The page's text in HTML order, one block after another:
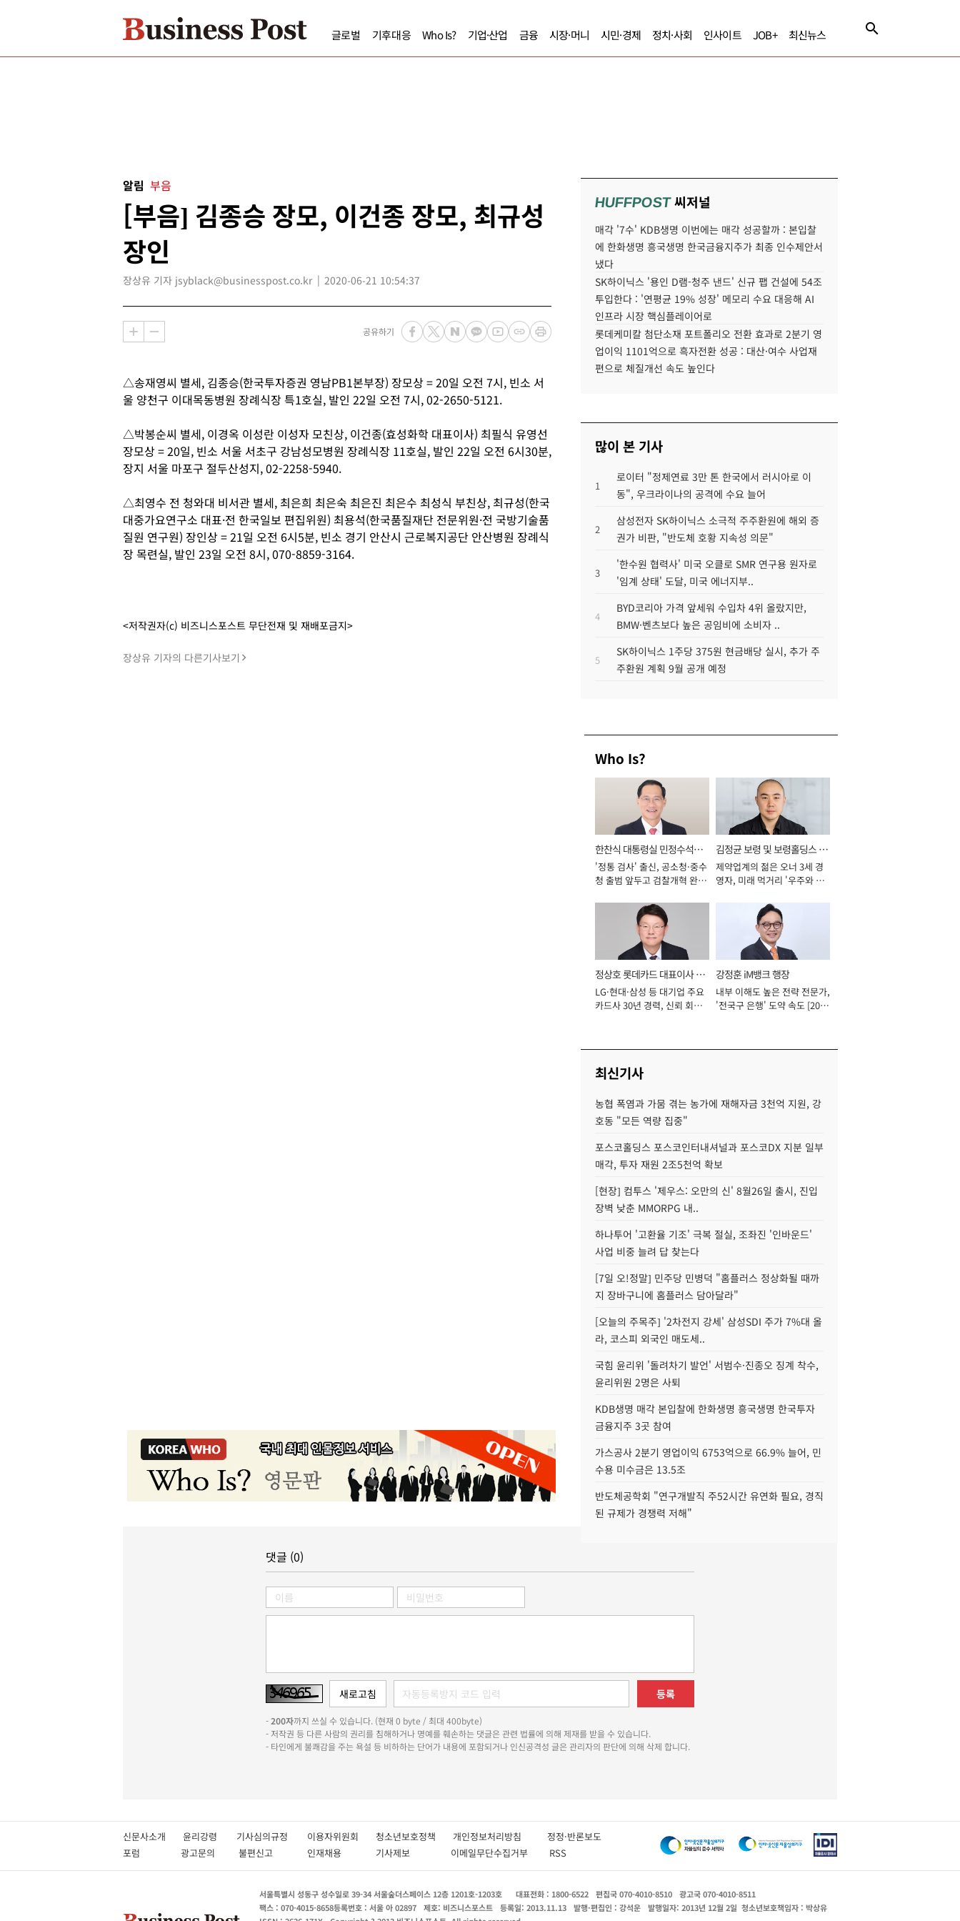
글로벌 기후대응 Who Is? 기업·산업 금융 시장·머니 시민·경제 정치·사회 인사이트 JOB+ 최신뉴스
알림 부음
[부음] 김종승 장모, 이건종 장모, 최규성
장인
장상유 기자 jsyblack@businesspost.co.kr 2020-06-21 10:54:37
공유하기
△송재영씨 별세, 김종승(한국투자증권 영남PB1본부장) 장모상 = 20일 오전 7시, 빈소 서
울 양천구 이대목동병원 장례식장 특1호실, 발인 22일 오전 7시, 02-2650-5121.
△박봉순씨 별세, 이경옥 이성란 이성자 모친상, 이건종(효성화학 대표이사) 최필식 유영선
장모상 = 20일, 빈소 서울 서초구 강남성모병원 장례식장 11호실, 발인 22일 오전 6시30분,
장지 서울 마포구 절두산성지, 02-2258-5940.
△최영수 전 청와대 비서관 별세, 최은희 최은숙 최은진 최은수 최성식 부친상, 최규성(한국
대중가요연구소 대표·전 한국일보 편집위원) 최용석(한국품질재단 전문위원·전 국방기술품
질원 연구원) 장인상 = 21일 오전 6시5분, 빈소 경기 안산시 근로복지공단 안산병원 장례식
장 목련실, 발인 23일 오전 8시, 070-8859-3164.
<저작권자(c) 비즈니스포스트 무단전재 및 재배포금지>
장상유 기자의 다른기사보기
HUFFPOST씨저널
매각 '7수' KDB생명 이번에는 매각 성공할까 : 본입찰
에 한화생명 흥국생명 한국금융지주가 최종 인수제안서
냈다
SK하이닉스 '용인 D램-청주 낸드' 신규 팹 건설에 54조
투입한다 : '연평균 19% 성장' 메모리 수요 대응해 AI
인프라 시장 핵심플레이어로
롯데케미칼 첨단소재 포트폴리오 전환 효과로 2분기 영
업이익 1101억으로 흑자전환 성공 : 대산·여수 사업재
편으로 체질개선 속도 높인다
많이 본 기사
1
로이터 "정제연료 3만 톤 한국에서 러시아로 이
동", 우크라이나의 공격에 수요 늘어
2
삼성전자 SK하이닉스 소극적 주주환원에 해외 증
권가 비판, "반도체 호황 지속성 의문"
3
'한수원 협력사' 미국 오클로 SMR 연구용 원자로
'임계 상태' 도달, 미국 에너지부..
4
BYD코리아 가격 앞세워 수입차 4위 올랐지만,
BMW·벤츠보다 높은 공임비에 소비자 ..
5
SK하이닉스 1주당 375원 현금배당 실시, 추가 주
주환원 계획 9월 공개 예정
Who Is?
한찬식 대통령실 민정수석비
서관
'정통 검사' 출신, 공소청·중수
청 출범 앞두고 검찰개혁 완수
김정균 보령 및 보령홀딩스 대
표이사 사장
제약업계의 젊은 오너 3세 경
영자, 미래 먹거리 '우주와 헬
정상호 롯데카드 대표이사 사
장
LG·현대·삼성 등 대기업 주요
카드사 30년 경력, 신뢰 회복
강정훈 iM뱅크 행장
내부 이해도 높은 전략 전문가,
'전국구 은행' 도약 속도 [2026
최신기사
농협 폭염과 가뭄 겪는 농가에 재해자금 3천억 지원, 강
호동 "모든 역량 집중"
포스코홀딩스 포스코인터내셔널과 포스코DX 지분 일부
매각, 투자 재원 2조5천억 확보
[현장] 컴투스 '제우스: 오만의 신' 8월26일 출시, 진입
장벽 낮춘 MMORPG 내..
하나투어 '고환율 기조' 극복 절실, 조좌진 '인바운드'
사업 비중 늘려 답 찾는다
[7일 오!정말] 민주당 민병덕 "홈플러스 정상화될 때까
지 장바구니에 홈플러스 담아달라"
[오늘의 주목주] '2차전지 강세' 삼성SDI 주가 7%대 올
라, 코스피 외국인 매도세..
국힘 윤리위 '돌려차기 발언' 서범수·진종오 징계 착수,
윤리위원 2명은 사퇴
KDB생명 매각 본입찰에 한화생명 흥국생명 한국투자
금융지주 3곳 참여
가스공사 2분기 영업이익 6753억으로 66.9% 늘어, 민
수용 미수금은 13.5조
반도체공학회 "연구개발직 주52시간 유연화 필요, 경직
된 규제가 경쟁력 저해"
댓글 (0)
등록
-200자까지 쓰실 수 있습니다. (현재 0 byte / 최대 400byte)
- 저작권 등 다른 사람의 권리를 침해하거나 명예를 훼손하는 댓글은 관련 법률에 의해 제재를 받을 수 있습니다.
- 타인에게 불쾌감을 주는 욕설 등 비하하는 단어가 내용에 포함되거나 인신공격성 글은 관리자의 판단에 의해 삭제 합니다.
신문사소개 윤리강령 기사심의규정 이용자위원회 청소년보호정책 개인정보처리방침 정정·반론보도
포럼
광고문의 불편신고 인재채용 기사제보 이메일무단수집거부 RSS
서울특별시 성동구 성수일로 39-34 서울숲더스페이스 12층 1201호-1203호 대표전화 : 1800-6522 편집국 070-4010-8510
광고국 070-4010-8511
팩스 : 070-4015-8658등록번호 : 서울 아 02897 제호: 비즈니스포스트 등록일: 2013.11.13 발행·편집인 : 강석운 발행일자: 2013년 12월 2일 청소년보호책임자 : 박상유